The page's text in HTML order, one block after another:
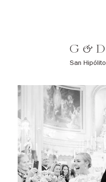
G & D
San Hipólito